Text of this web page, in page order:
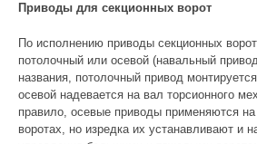
Приводы для секционных ворот
По исполнению приводы секционных
потолочный или осевой (навальный
названия, потолочный привод
осевой надевается на вал торсионного
правило, осевые приводы применяются
воротах, но изредка их устанавливают и